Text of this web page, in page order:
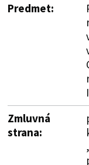
Predmet:
Zmluvná
strana: